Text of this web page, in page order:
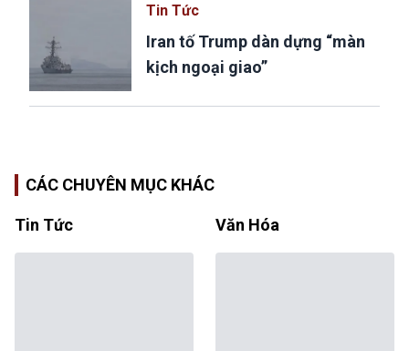
Tin Tức
Iran tố Trump dàn dựng “màn
kịch ngoại giao”
CÁC CHUYÊN MỤC KHÁC
Tin Tức Văn Hóa